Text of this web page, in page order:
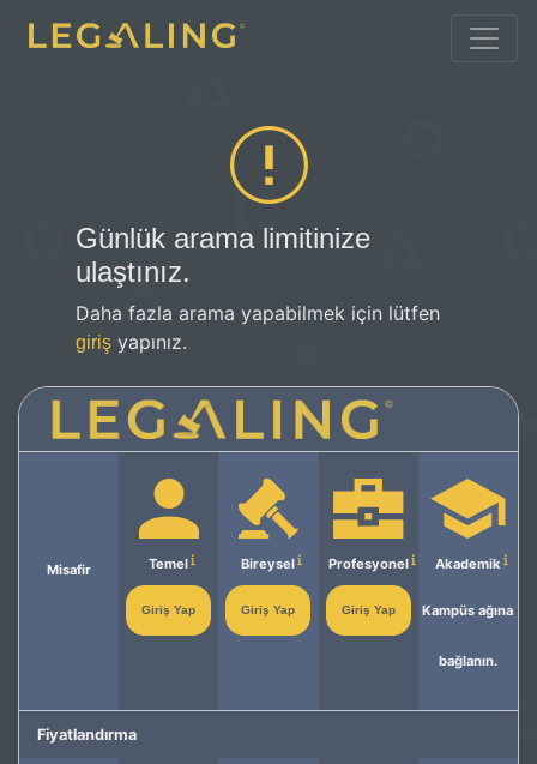
Günlük arama limitinize
ulaştınız.
Daha fazla arama yapabilmek için lütfen
giriş yapınız.
Misafir Temel
Giriş Yap
Bireysel
Giriş Yap
Profesyonel
Giriş Yap
Akademik
Kampüs ağına
bağlanın.
Fiyatlandırma